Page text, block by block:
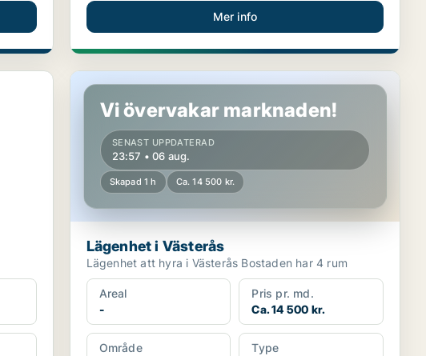
Mer info
Lägenhet i Västerås
Vi övervakar marknaden!
SENAST UPPDATERAD
23:57 • 06 aug.
Skapad 1 h Ca. 14 500 kr.
Lägenhet i Västerås
Lägenhet att hyra i Västerås Bostaden har 4 rum
Areal
-
Pris pr. md.
Ca. 14 500 kr.
Område
Type